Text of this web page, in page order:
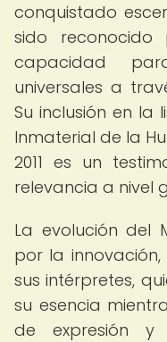
conquistado
sido
capacidad
universales a
Su inclusión en la
Inmaterial de la
2011 es un
relevancia a nivel
La evolución del
por la
sus intérpretes,
su esencia
de expresión y